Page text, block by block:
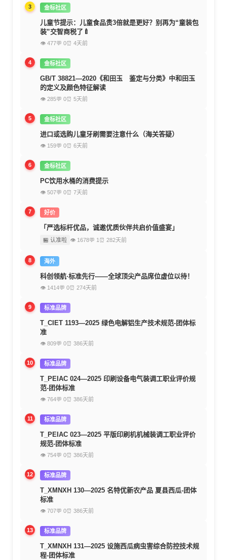
3 金标社区
儿童节提示：儿童食品贵3倍就是更好？别再为“童装包
装”交智商税了🍼
👁 477💬 0⏰ 4天前
4 金标社区
GB/T 38821—2020《和田玉 鉴定与分类》中和田玉
的定义及颜色特征解读
👁 285💬 0⏰ 5天前
5 金标社区
进口或选购儿童牙刷需要注意什么（海关答疑）
👁 159💬 0⏰ 6天前
6 金标社区
PC饮用水桶的消费提示
👁 507💬 0⏰ 7天前
7 好价
「严选标杆优品，诚邀优质伙伴共启价值盛宴」
🏪 认准啦 👁 1678💬 1 ⏰ 282天前
8 海外
科创领航·标准先行——全球顶尖产品席位虚位以待！
👁 1414💬 0⏰ 274天前
9 标准品牌
T_CIET 1193—2025 绿色电解铝生产技术规范-团体标
准
👁 809💬 0⏰ 386天前
10 标准品牌
T_PEIAC 024—2025 印刷设备电气装调工职业评价规
范-团体标准
👁 764💬 0⏰ 386天前
11 标准品牌
T_PEIAC 023—2025 平版印刷机机械装调工职业评价
规范-团体标准
👁 754💬 0⏰ 386天前
12 标准品牌
T_XMNXH 130—2025 名特优新农产品 夏县西瓜-团体
标准
👁 707💬 0⏰ 386天前
13 标准品牌
T_XMNXH 131—2025 设施西瓜病虫害综合防控技术规
程-团体标准